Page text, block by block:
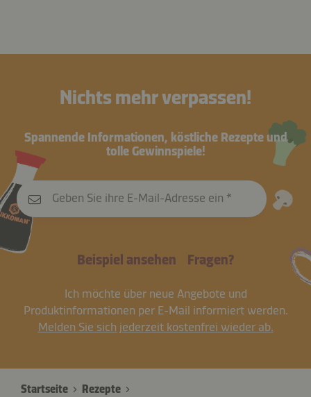
Nichts mehr verpassen!
Spannende Informationen, köstliche Rezepte und
tolle Gewinnspiele!
Geben Sie ihre E-Mail-Adresse ein
Beispiel ansehen Fragen?
Ich möchte über neue Angebote und
Produktinformationen per E-Mail informiert werden.
Melden Sie sich jederzeit kostenfrei wieder ab.
Startseite
Rezepte